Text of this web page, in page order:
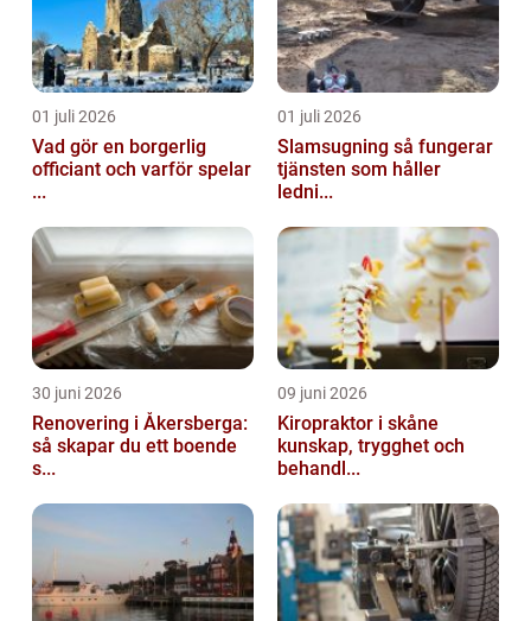
01 juli 2026
Vad gör en borgerlig
officiant och varför spelar
...
01 juli 2026
Slamsugning så fungerar
tjänsten som håller
ledni...
30 juni 2026
Renovering i Åkersberga:
så skapar du ett boende
s...
09 juni 2026
Kiropraktor i skåne
kunskap, trygghet och
behandl...